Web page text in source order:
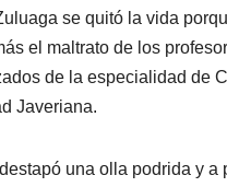
se quitó la vida
el maltrato de los
de la especialidad de
Javeriana.
una olla podrida y a